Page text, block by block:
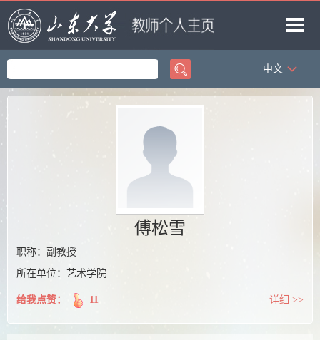
首页
中文
傅松雪
职称：副教授
所在单位：艺术学院
给我点赞： 11 详细 >>